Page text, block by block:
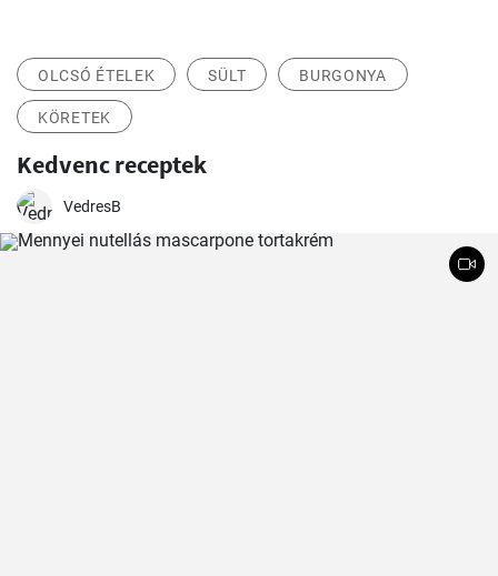
OLCSÓ ÉTELEK SÜLT BURGONYA
KÖRETEK
Kedvenc receptek
VedresB